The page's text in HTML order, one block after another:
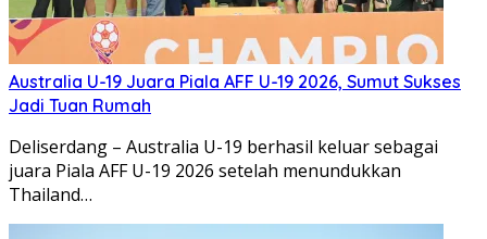
Australia U-19 Juara Piala AFF U-19 2026, Sumut Sukses
Jadi Tuan Rumah
Deliserdang – Australia U-19 berhasil keluar sebagai
juara Piala AFF U-19 2026 setelah menundukkan
Thailand…